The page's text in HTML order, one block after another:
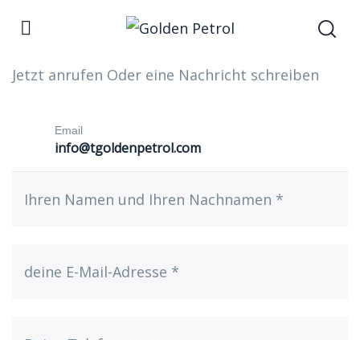
KONTAKT
Jetzt anrufen Oder eine Nachricht schreiben
Email
info@tgoldenpetrol.com